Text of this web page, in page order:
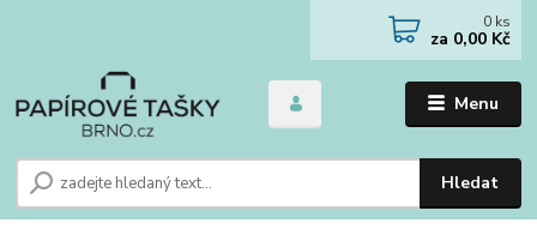
Menu
Hledat
0 ks
za 0,00 Kč